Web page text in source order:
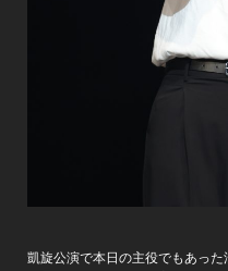
凱旋公演で本日の主役でもあっ